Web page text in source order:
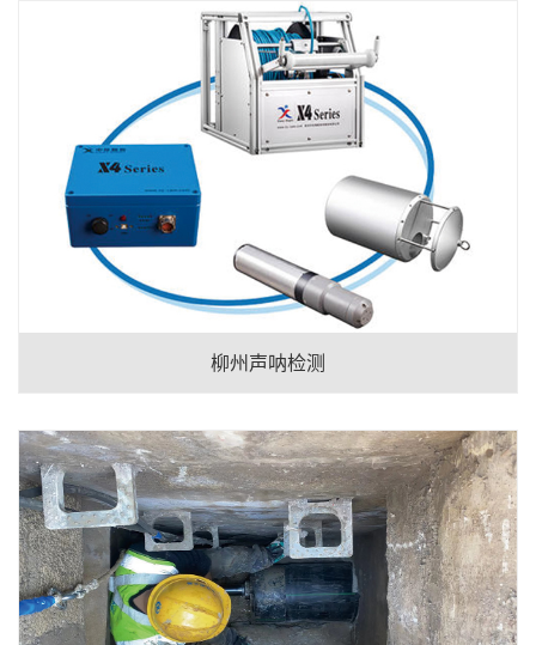
柳州声呐检测